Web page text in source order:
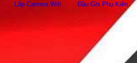
Lắp Camera Wifi Đầu Ghi Phụ Kiên